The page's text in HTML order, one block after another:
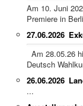
Am 10. Juni
Premiere in
27.06.2026
Am 28.05.26
Deutsch
26.06.2026
...